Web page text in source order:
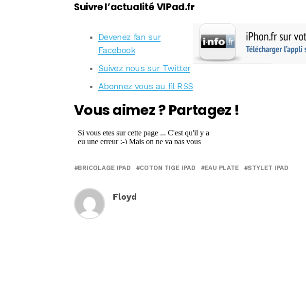
Suivre l’actualité VIPad.fr
Devenez fan sur
Facebook
Suivez nous sur Twitter
Abonnez vous au fil RSS
Vous aimez ? Partagez !
BRICOLAGE IPAD COTON TIGE IPAD EAU PLATE STYLET IPAD
Floyd